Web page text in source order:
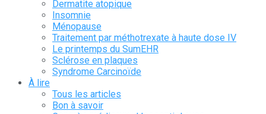
Dermatite atopique
Insomnie
Ménopause
Traitement par méthotrexate à haute dose IV
Le printemps du SumEHR
Sclérose en plaques
Syndrome Carcinoïde
À lire
Tous les articles
Bon à savoir